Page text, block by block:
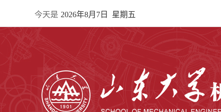
今天是 2026年8月7日 星期五